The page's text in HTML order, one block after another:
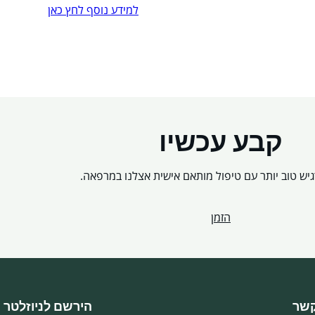
למידע נוסף לחץ כאן
קבע עכשיו
טוב יותר עם טיפול מותאם אישית אצלנו במרפאה.
הזמן
הירשם